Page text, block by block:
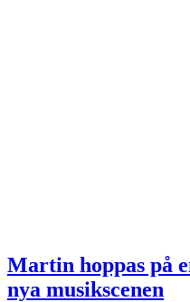
Martin hoppas på
nya musikscenen